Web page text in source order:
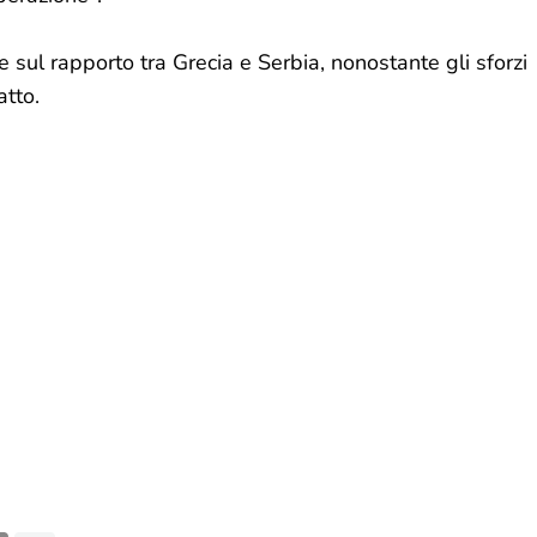
sul rapporto tra Grecia e Serbia, nonostante gli sforzi